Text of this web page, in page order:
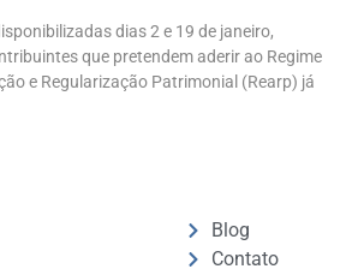
dias 2 e 19 de janeiro,
que pretendem aderir ao Regime
e Regularização Patrimonial (Rearp) já
Blog
Contato